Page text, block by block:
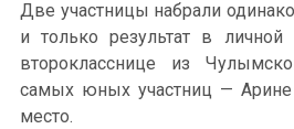
Две участницы набрали
и только результат в личной
второкласснице из
самых юных участниц —
место.